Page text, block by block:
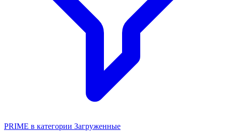
PRIME в категории Загруженные